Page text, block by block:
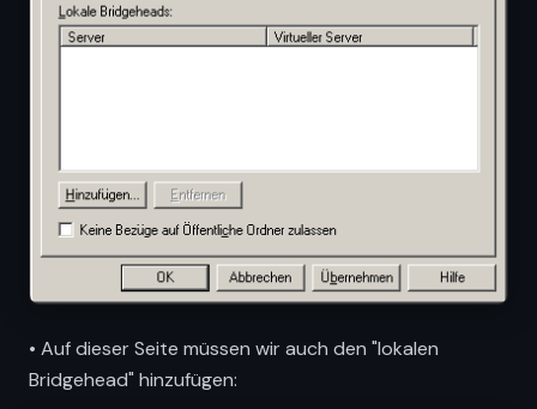
• Auf dieser Seite müssen wir auch den "lokalen
Bridgehead" hinzufügen: